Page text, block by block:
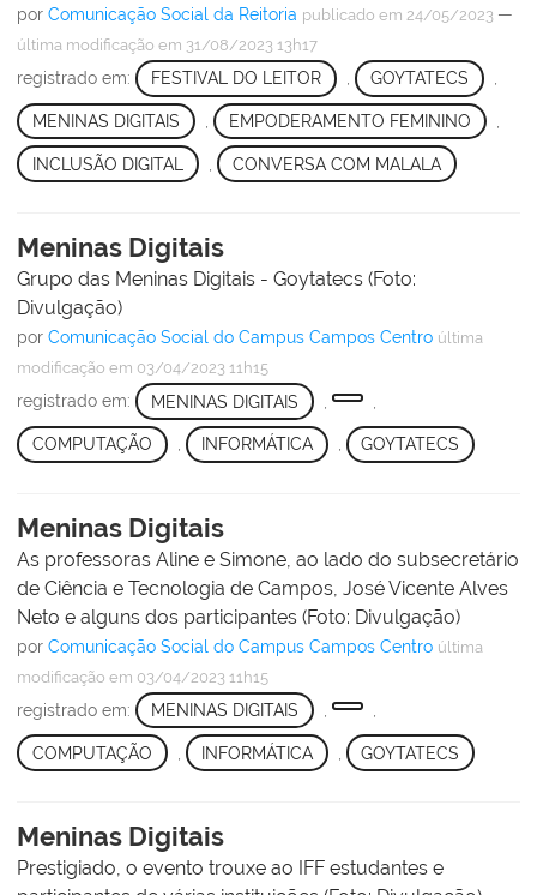
por Comunicação Social da Reitoria publicado em 24/05/2023 —
última modificação em 31/08/2023 13h17
registrado em: FESTIVAL DO LEITOR , GOYTATECS ,
MENINAS DIGITAIS EMPODERAMENTO FEMININO
INCLUSÃO DIGITAL CONVERSA COM MALALA
Meninas Digitais
Grupo das Meninas Digitais - Goytatecs (Foto:
Divulgação)
por Comunicação Social do Campus Campos Centro última
modificação em 03/04/2023 11h15
registrado em: MENINAS DIGITAIS
COMPUTAÇÃO , INFORMÁTICA , GOYTATECS
Meninas Digitais
As professoras Aline e Simone, ao lado do subsecretário
de Ciência e Tecnologia de Campos, José Vicente Alves
Neto e alguns dos participantes (Foto: Divulgação)
por Comunicação Social do Campus Campos Centro última
modificação em 03/04/2023 11h15
registrado em: MENINAS DIGITAIS
COMPUTAÇÃO INFORMÁTICA GOYTATECS
Meninas Digitais
Prestigiado, o evento trouxe ao IFF estudantes e